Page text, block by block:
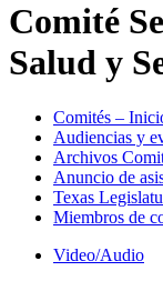
Comité
Salud y
Comités –
Audiencias y
Archivos
Anuncio de
Texas
Miembros de
Video/Audio